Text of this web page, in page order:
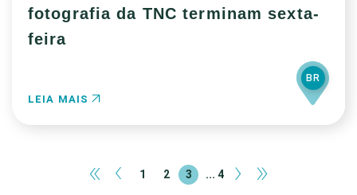
fotografia da TNC terminam sexta-
feira
LEIA MAIS
BR
« ‹ 1 2 3 ... 4 › »